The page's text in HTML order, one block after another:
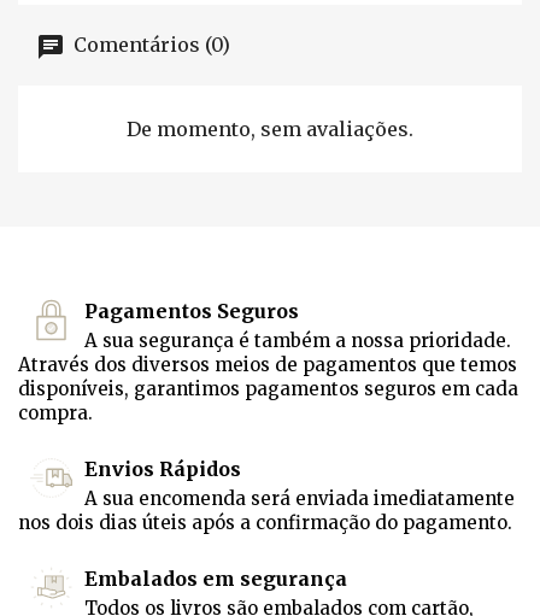
Comentários (0)
De momento, sem avaliações.
Pagamentos Seguros
A sua segurança é também a nossa prioridade.
Através dos diversos meios de pagamentos que temos
disponíveis, garantimos pagamentos seguros em cada
compra.
Envios Rápidos
A sua encomenda será enviada imediatamente
nos dois dias úteis após a confirmação do pagamento.
Embalados em segurança
Todos os livros são embalados com cartão,